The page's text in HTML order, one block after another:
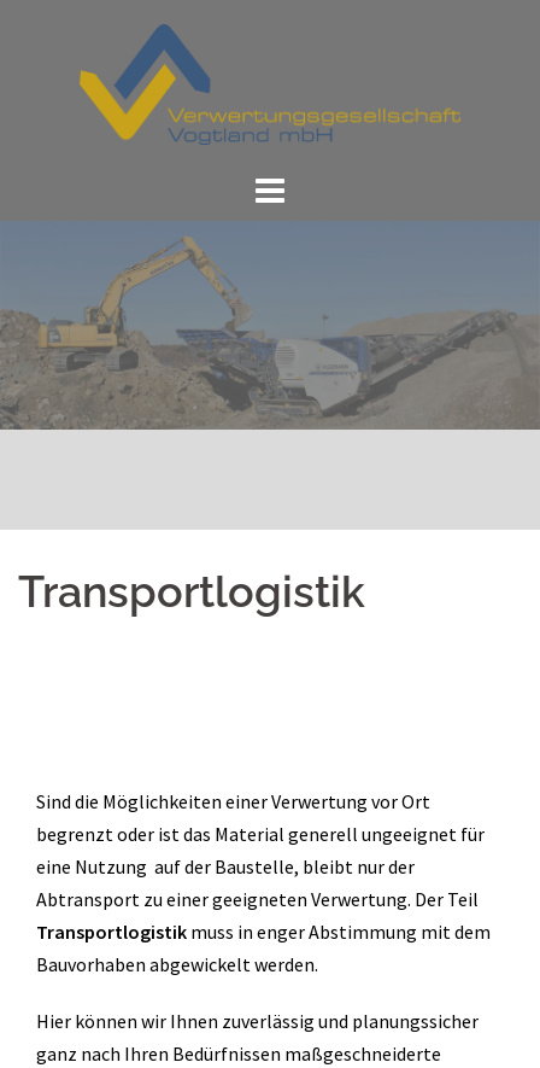
Transportlogistik
Sind die Möglichkeiten einer Verwertung vor Ort
begrenzt oder ist das Material generell ungeeignet für
eine Nutzung auf der Baustelle, bleibt nur der
Abtransport zu einer geeigneten Verwertung. Der Teil
Transportlogistik muss in enger Abstimmung mit dem
Bauvorhaben abgewickelt werden.
Hier können wir Ihnen zuverlässig und planungssicher
ganz nach Ihren Bedürfnissen maßgeschneiderte